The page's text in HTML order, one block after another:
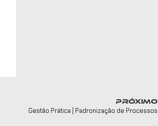
PRÓXIMO
Gestão Prática | Padronização de Processos